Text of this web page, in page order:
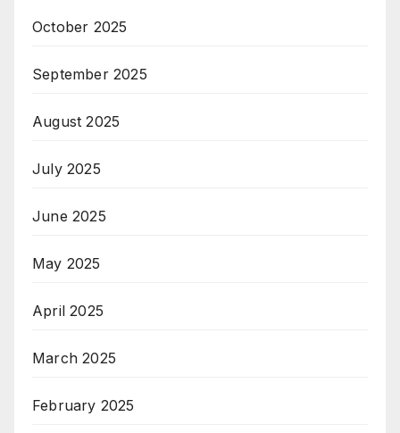
October 2025
September 2025
August 2025
July 2025
June 2025
May 2025
April 2025
March 2025
February 2025